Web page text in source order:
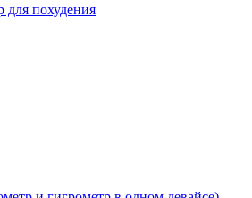
для похудения